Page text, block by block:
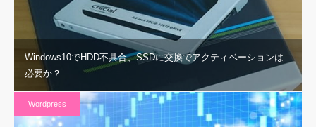
Windows10でHDD不具合、SSDに交換でアクティベーションは
必要か？
Wordpress